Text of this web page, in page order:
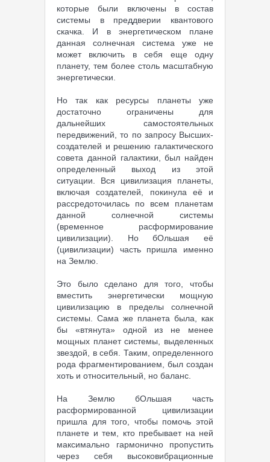
которые были включены в состав
системы в преддверии квантового
скачка. И в энергетическом плане
данная солнечная система уже не
может включить в себя еще одну
планету, тем более столь масштабную
энергетически.
Но так как ресурсы планеты уже
достаточно ограничены для
дальнейших самостоятельных
передвижений, то по запросу Высших-
создателей и решению галактического
совета данной галактики, был найден
определенный выход из этой
ситуации. Вся цивилизация планеты,
включая создателей, покинула её и
рассредоточилась по всем планетам
данной солнечной системы
(временное расформирование
цивилизации). Но бОльшая её
(цивилизации) часть пришла именно
на Землю.
Это было сделано для того, чтобы
вместить энергетически мощную
цивилизацию в пределы солнечной
системы. Сама же планета была, как
бы «втянута» одной из не менее
мощных планет системы, выделенных
звездой, в себя. Таким, определенного
рода фрагментированием, был создан
хоть и относительный, но баланс.
На Землю бОльшая часть
расформированной цивилизации
пришла для того, чтобы помочь этой
планете и тем, кто пребывает на ней
максимально гармонично пропустить
через себя высоковибрационные